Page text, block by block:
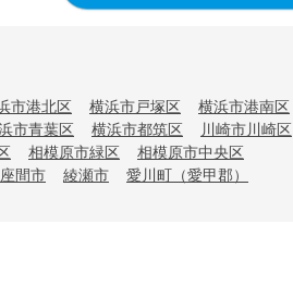
市港北区 横浜市戸塚区
横浜市港南区
市青葉区 横浜市都筑区
川崎市川崎区
相模原市緑区
相模原市中央区
座間市 綾瀬市 愛川町（愛甲郡）